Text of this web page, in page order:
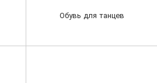
Обувь для танцев